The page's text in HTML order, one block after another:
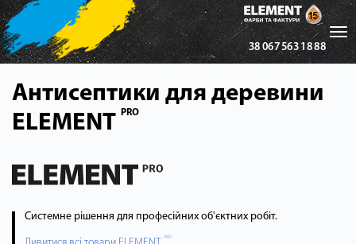
38 067 563 18 88
Антисептики для деревини
ELEMENT PRO
Системне рішення для професійних об'єктних робіт.
PRO